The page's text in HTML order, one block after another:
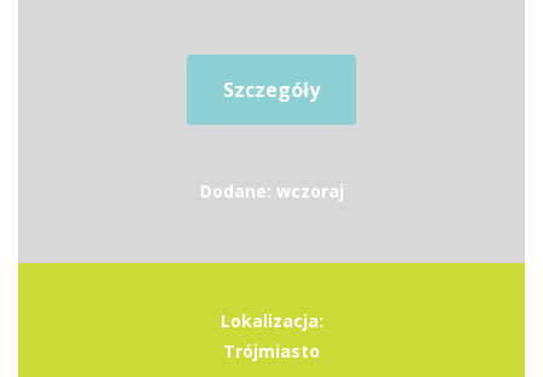
Szczegóły
Dodane: wczoraj
Lokalizacja:
Trójmiasto